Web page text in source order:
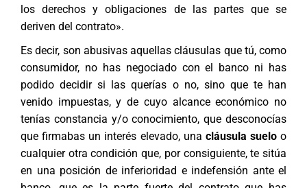
los derechos y obligaciones de las partes que se
deriven del contrato».
Es decir, son abusivas aquellas cláusulas que tú, como
consumidor, no has negociado con el banco ni has
podido decidir si las querías o no, sino que te han
venido impuestas, y de cuyo alcance económico no
tenías constancia y/o conocimiento, que desconocías
que firmabas un interés elevado, una cláusula sueloo
cualquier otra condición que, por consiguiente, te sitúa
en una posición de inferioridad e indefensión ante el